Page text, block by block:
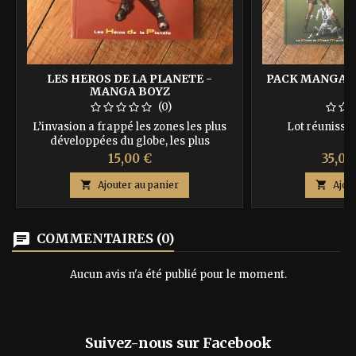
LES HEROS DE LA PLANETE -
MANGA BOYZ
(0)
L’invasion a frappé les zones les plus
développées du globe, les plus
populeuses. Mais le plus grand pays a
été épargné. Héritier d’une longue
tradition militaire, l'Ours Russe contre-
attaque. L’OTAN et les autres nations
frappées par le fléau extra-terrestre ne
n’entendent pas lui obéir, même dans
des heures aussi...
Prix
15,00 €
 Ajouter au panier
PACK MANGA
Lot
Prix

chat COMMENTAIRES (0)
Aucun avis n'a été publié pour le moment.
Suivez-nous sur Facebook